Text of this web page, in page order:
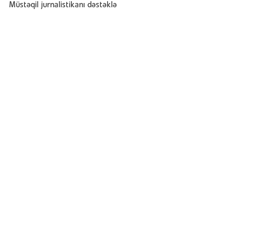
Müstəqil jurnalistikanı dəstəklə